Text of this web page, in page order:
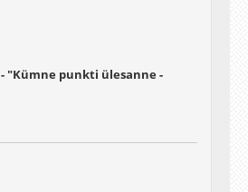
- "Kümne punkti ülesanne -